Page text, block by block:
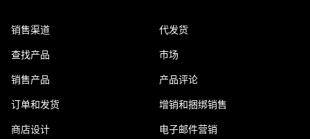
销售渠道
查找产品
销售产品
订单和发货
商店设计
代发货
市场
产品评论
增销和捆绑销售
电子邮件营销